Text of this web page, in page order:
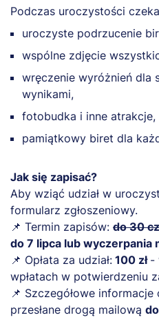
Podczas uroczystości
uroczyste podrzucenie
wspólne zdjęcie
wręczenie wyróżnień dla
wynikami,
fotobudka i inne atrakcje,
pamiątkowy biret dla
Jak się zapisać?
Aby wziąć udział w
formularz zgłoszeniowy.
📌 Termin zapisów: do 30
do 7 lipca lub wyczerpania
📌 Opłata za udział: 100 zł -
wpłatach w potwierdzeniu
📌 Szczegółowe
przesłane drogą mailową